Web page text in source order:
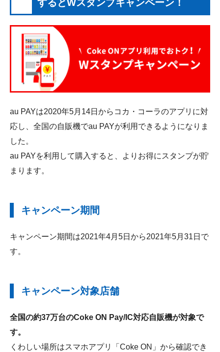
するとWスタンプキャンペーン！
au PAYは2020年5月14日からコカ・コーラのアプリに対
応し、全国の自販機でau PAYが利用できるようになりま
した。
au PAYを利用して購入すると、よりお得にスタンプが貯
まります。
キャンペーン期間
キャンペーン期間は2021年4月5日から2021年5月31日で
す。
キャンペーン対象店舗
全国の約37万台のCoke ON Pay/IC対応自販機が対象で
す。
くわしい場所はスマホアプリ「Coke ON」から確認でき